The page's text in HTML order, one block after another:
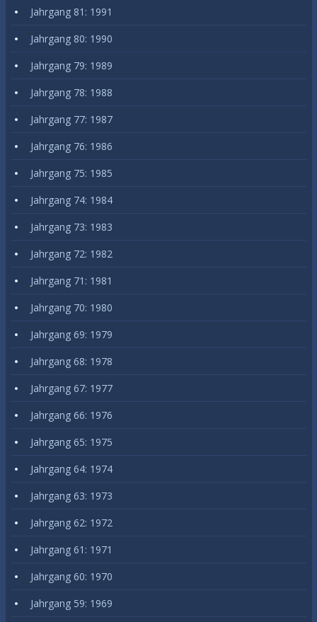
Jahrgang 81: 1991
Jahrgang 80: 1990
Jahrgang 79: 1989
Jahrgang 78: 1988
Jahrgang 77: 1987
Jahrgang 76: 1986
Jahrgang 75: 1985
Jahrgang 74: 1984
Jahrgang 73: 1983
Jahrgang 72: 1982
Jahrgang 71: 1981
Jahrgang 70: 1980
Jahrgang 69: 1979
Jahrgang 68: 1978
Jahrgang 67: 1977
Jahrgang 66: 1976
Jahrgang 65: 1975
Jahrgang 64: 1974
Jahrgang 63: 1973
Jahrgang 62: 1972
Jahrgang 61: 1971
Jahrgang 60: 1970
Jahrgang 59: 1969